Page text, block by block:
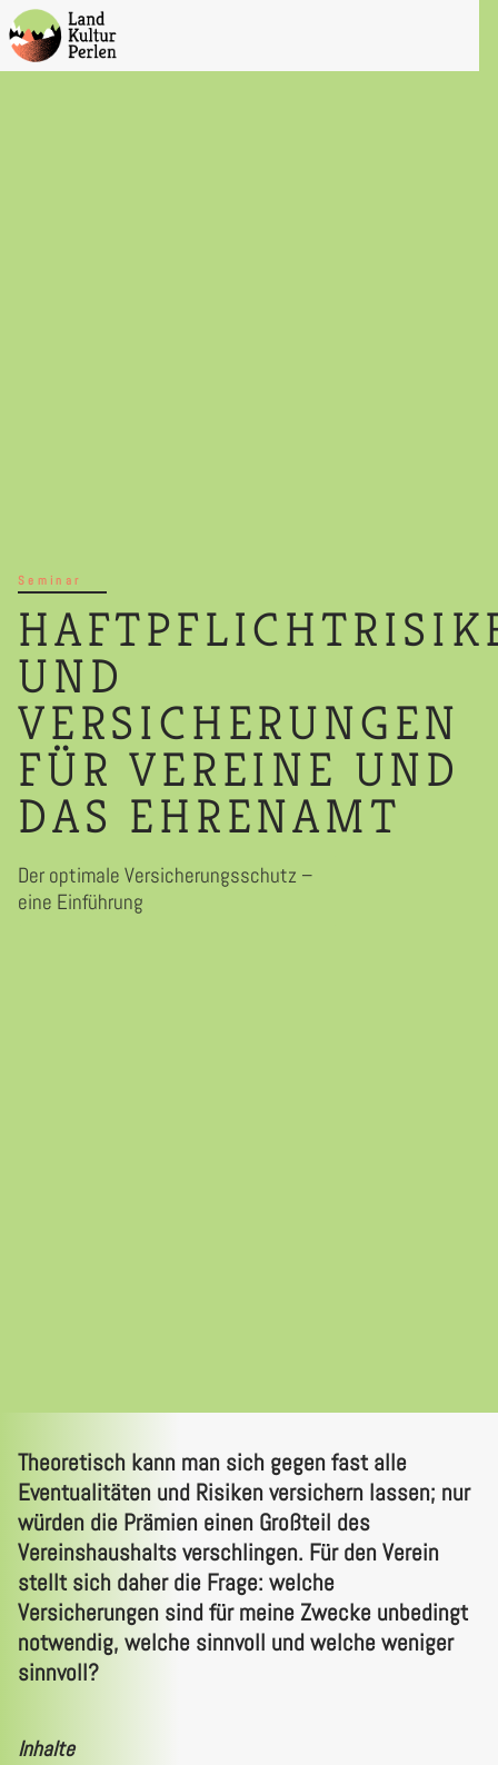
Seminar
UND
VERSICHERUNGEN
FÜR VEREINE UND
DAS EHRENAMT
Der optimale Versicherungsschutz –
eine Einführung
Theoretisch kann man sich gegen fast alle
Eventualitäten und Risiken versichern lassen; nur
würden die Prämien einen Großteil des
Vereinshaushalts verschlingen. Für den Verein
stellt sich daher die Frage: welche
Versicherungen sind für meine Zwecke unbedingt
notwendig, welche sinnvoll und welche weniger
sinnvoll?
Inhalte